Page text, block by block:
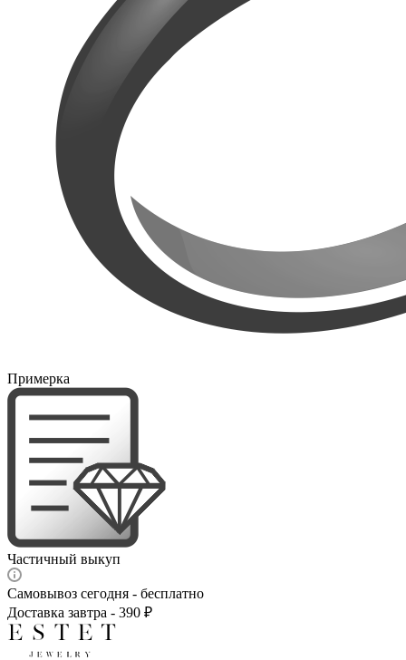
Примерка
Частичный выкуп
Самовывоз сегодня - бесплатно
Доставка завтра - 390 ₽